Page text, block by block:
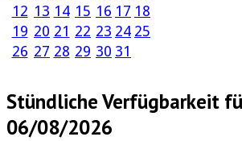
12 13 14 15 16 17 18
19 20 21 22 23 24 25
26 27 28 29 30 31
Stündliche Verfügbarkeit
06/08/2026